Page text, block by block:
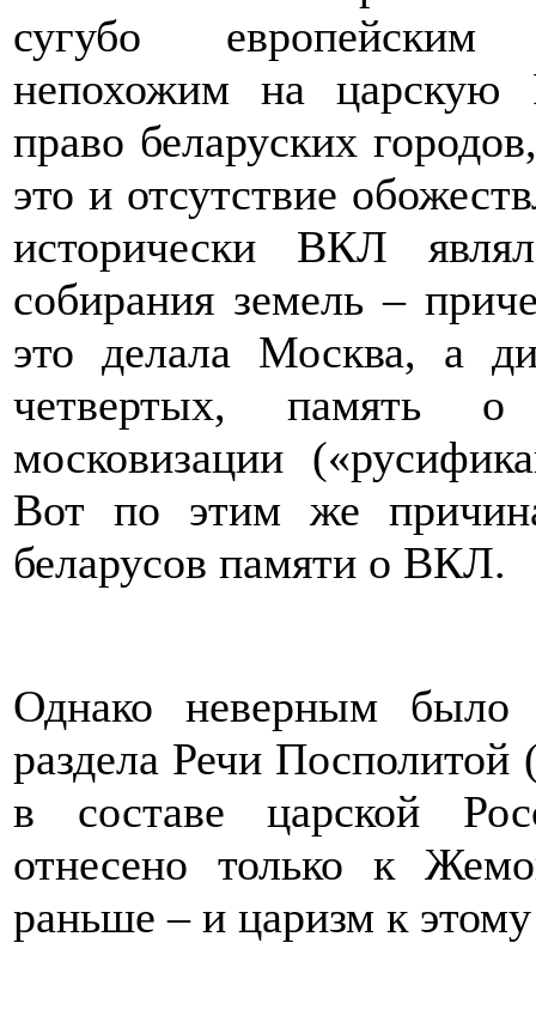
сугубо европейским
непохожим на царскую
право беларуских
это и отсутствие
исторически ВКЛ
собирания земель –
это делала Москва, а
четвертых, память
московизации
Вот по этим же
беларусов памяти о ВКЛ.
Однако неверным
раздела Речи Посполитой
в составе царской
отнесено только к
раньше – и царизм к